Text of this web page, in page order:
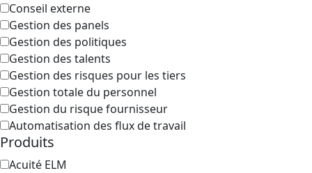
Conseil externe
Gestion des panels
Gestion des politiques
Gestion des talents
Gestion des risques pour les tiers
Gestion totale du personnel
Gestion du risque fournisseur
Automatisation des flux de travail
Produits
Acuité ELM